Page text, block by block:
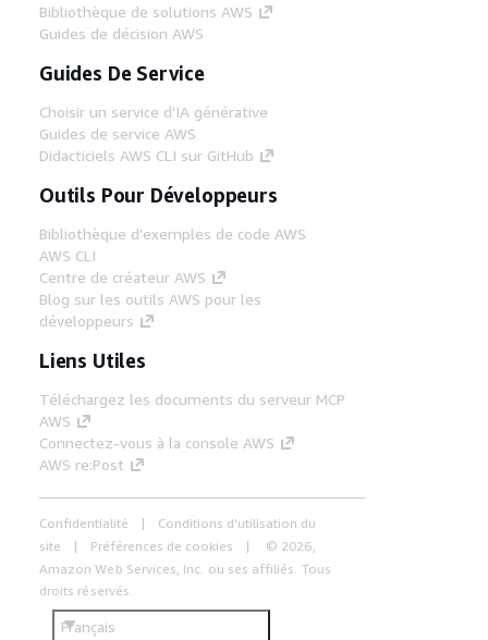
Bibliothèque de solutions AWS
Guides de décision AWS
Guides De Service
Choisir un service d'IA générative
Guides de service AWS
Didacticiels AWS CLI sur GitHub
Outils Pour Développeurs
Bibliothèque d'exemples de code AWS
AWS CLI
Centre de créateur AWS
Blog sur les outils AWS pour les
développeurs
Liens Utiles
Téléchargez les documents du serveur MCP
AWS
Connectez-vous à la console AWS
AWS re:Post
Confidentialité
Conditions d'utilisation du
site
Préférences de cookies
© 2026,
Amazon Web Services, Inc. ou ses affiliés. Tous
droits réservés.
Français